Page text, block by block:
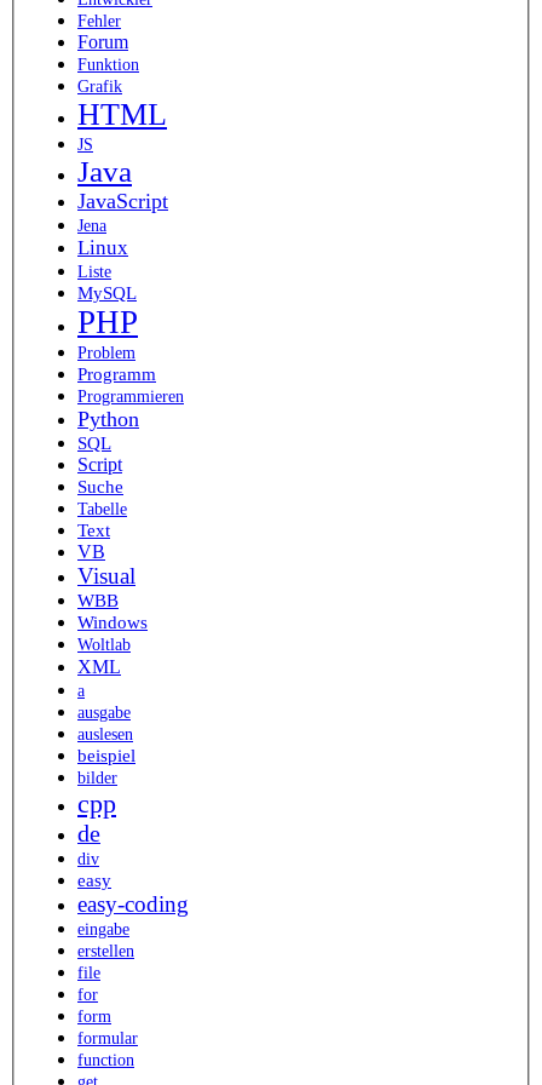
Fehler
Forum
Funktion
Grafik
HTML
JS
Java
JavaScript
Jena
Linux
Liste
MySQL
PHP
Problem
Programm
Programmieren
Python
SQL
Script
Suche
Tabelle
Text
VB
Visual
WBB
Windows
Woltlab
XML
a
ausgabe
auslesen
beispiel
bilder
cpp
de
div
easy
easy-coding
eingabe
erstellen
file
for
form
formular
function